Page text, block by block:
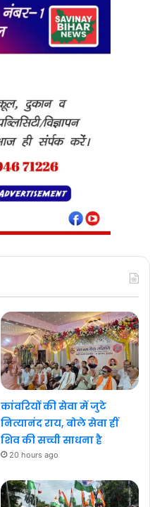
कांवरियों की सेवा में जुटे
नित्यानंद राय, बोले सेवा हीं
शिव की सच्ची साधना है
20 hours ago